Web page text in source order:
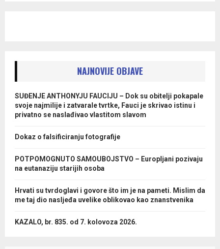
NAJNOVIJE OBJAVE
SUĐENJE ANTHONYJU FAUCIJU – Dok su obitelji pokapale
svoje najmilije i zatvarale tvrtke, Fauci je skrivao istinu i
privatno se naslađivao vlastitom slavom
Dokaz o falsificiranju fotografije
POTPOMOGNUTO SAMOUBOJSTVO – Europljani pozivaju
na eutanaziju starijih osoba
Hrvati su tvrdoglavi i govore što im je na pameti. Mislim da
me taj dio nasljeđa uvelike oblikovao kao znanstvenika
KAZALO, br. 835. od 7. kolovoza 2026.